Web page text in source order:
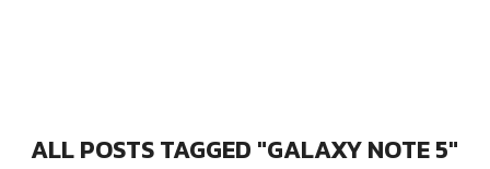
ALL POSTS TAGGED "GALAXY NOTE 5"